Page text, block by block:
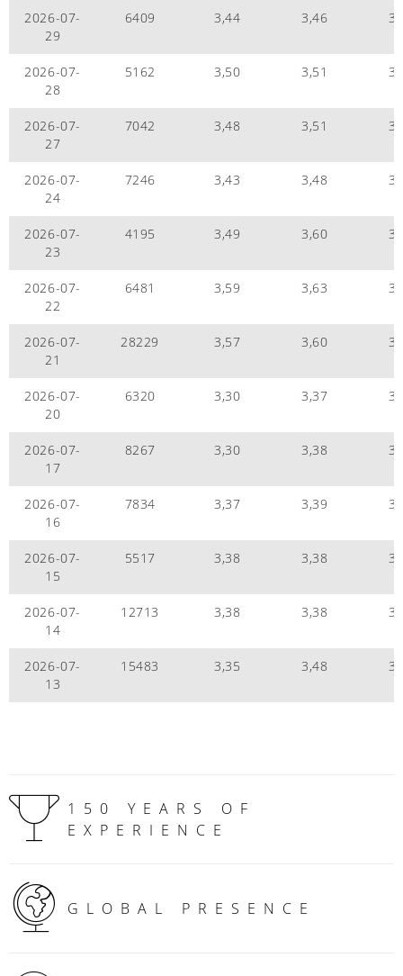
2026-07-
29
6409 3,44 3,46
2026-07-
28
5162 3,50 3,51
2026-07-
27
7042 3,48 3,51
2026-07-
24
7246 3,43 3,48
2026-07-
23
4195 3,49 3,60
2026-07-
22
6481 3,59 3,63
2026-07-
21
28229 3,57 3,60
2026-07-
20
6320 3,30 3,37
2026-07-
17
8267 3,30 3,38
2026-07-
16
7834 3,37 3,39
2026-07-
15
5517 3,38 3,38
2026-07-
14
12713 3,38 3,38
2026-07-
13
15483 3,35 3,48
150 YEARS OF
EXPERIENCE
GLOBAL PRESENCE